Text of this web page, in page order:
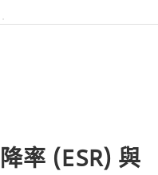
率 (ESR) 與